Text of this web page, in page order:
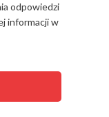
odpowiedzi
informacji w